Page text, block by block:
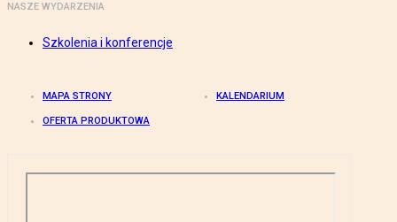
NASZE WYDARZENIA
Szkolenia i konferencje
MAPA STRONY KALENDARIUM
OFERTA PRODUKTOWA